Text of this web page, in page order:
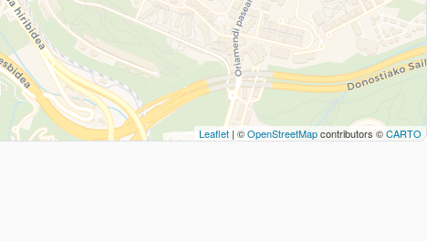
Leaflet | ©OpenStreetMapcontributors ©CARTO